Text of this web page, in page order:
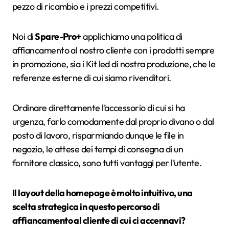
pezzo di ricambio e i prezzi competitivi.
Noi diSpare-Pro+applichiamo una politica di
affiancamento al nostro cliente con i prodotti sempre
in promozione, sia i Kit led di nostra produzione, che le
referenze esterne di cui siamo rivenditori.
Ordinare direttamente l’accessorio di cui si ha
urgenza, farlo comodamente dal proprio divano o dal
posto di lavoro, risparmiando dunque le file in
negozio, le attese dei tempi di consegna di un
fornitore classico, sono tutti vantaggi per l’utente.
Il layout della homepage è molto intuitivo, una
scelta strategica in questo percorso di
affiancamento al cliente di cui ci accennavi?